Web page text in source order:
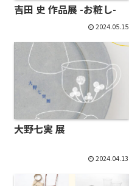
吉田 史 作品展 -お粧し-
2024.05.15
大野七実 展
2024.04.13